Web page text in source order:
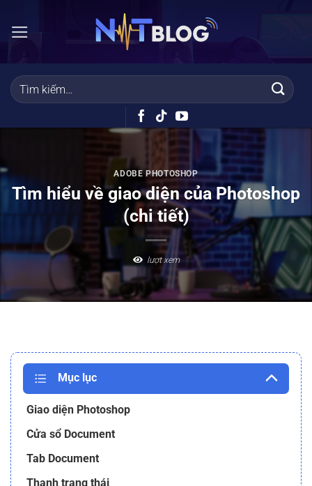
qua
dung
ADOBE PHOTOSHOP
Tìm hiểu về giao diện của Photoshop
(chi tiết)
lượt xem
Mục lục
Giao diện Photoshop
Cửa sổ Document
Tab Document
Thanh trạng thái